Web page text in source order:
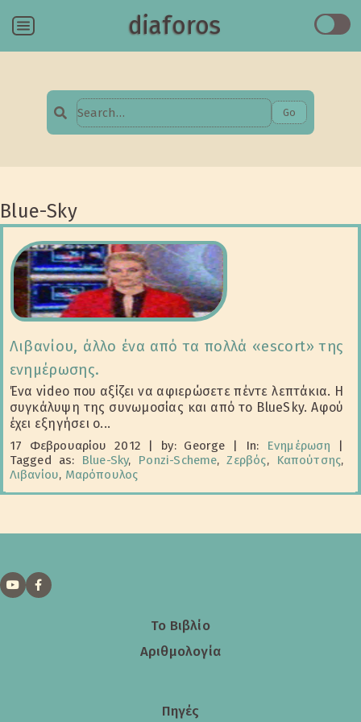
Menu diaforos
Search
Go
Blue-Sky
Λιβανίου, άλλο ένα από τα πολλά «escort» της
ενημέρωσης.
Ένα video που αξίζει να αφιερώσετε πέντε λεπτάκια. Η
συγκάλυψη της συνωμοσίας και από το BlueSky. Αφού
έχει εξηγήσει ο...
17 Φεβρουαρίου 2012 by: George In: Ενημέρωση
Tagged as:
Blue-Sky, Ponzi-Scheme,Ζερβός, Καπούτσης,
Λιβανίου, Μαρόπουλος
Το Βιβλίο
Αριθμολογία
Πηγές